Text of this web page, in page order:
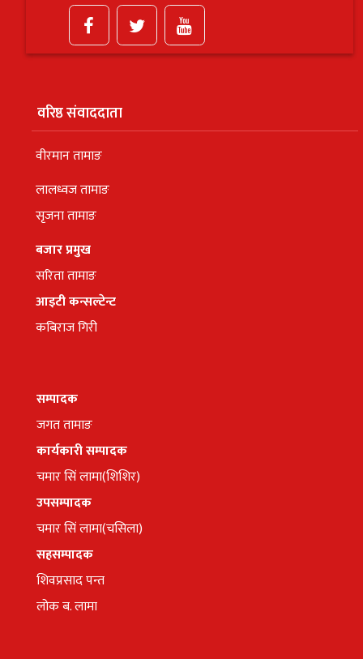
वरिष्ठ संवाददाता
वीरमान तामाङ
लालध्वज तामाङ
सृजना तामाङ
बजार प्रमुख
सरिता तामाङ
आइटी कन्सल्टेन्ट
कबिराज गिरी
सम्पादक
जगत तामाङ
कार्यकारी सम्पादक
चमार सिं लामा(शिशिर)
उपसम्पादक
चमार सिं लामा(चसिला)
सहसम्पादक
शिवप्रसाद पन्त
लोक ब. लामा